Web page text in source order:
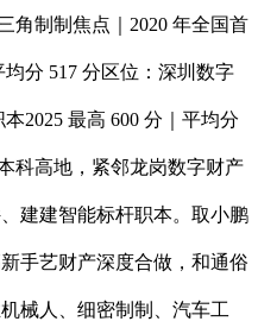
角制制焦点｜2020 年全国首
分 517 分区位：深圳数字
2025 最高 600 分｜平均分
科高地，紧邻龙岗数字财产
建建智能标杆职本。取小鹏
手艺财产深度合做，和通俗
械人、细密制制、汽车工